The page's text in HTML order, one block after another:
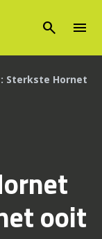
search menu
Sterkste Hornet
ooit